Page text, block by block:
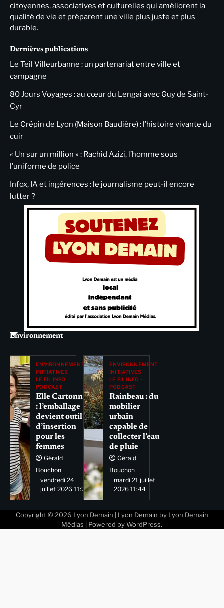
citoyennes, associatives et culturelles qui améliorent la
qualité de vie et préparent une ville plus juste et plus
durable.
Dernières publications
Le Teil Villeurbanne : un partenariat entre ville et
campagne
80 Jours Voyages : au cœur du Lengai avec Guy de Saint-
Cyr
Le Crépin de Lyon (Maison Baudière) : l’histoire vivante du
cuir
« Un sur un million » : Rachid Azizi, l’homme sous
l’uniforme de police
Infox, IA et ingérences : le journalisme peut-il encore
lutter ?
Environnement
ENVIRONNEMENT
INITIATIVES
LE FIL INFO
PODCAST
Elle Cartonne
: l’emballage
devient outil
d’insertion
pour les
femmes
Gérald
Bouchon
vendredi 24
juillet 2026 11:29
ENVIRONNEMENT
INITIATIVES
LE FIL INFO
PODCAST
Rainbeau : du
mobilier
urbain
capable de
collecter l’eau
de pluie
Gérald
Bouchon
mardi 21 juillet
2026 11:44
Copyright © 2026 Lyon Demain | Lyon Demain by Lyon Demain
Médias | Powered by WordPress.